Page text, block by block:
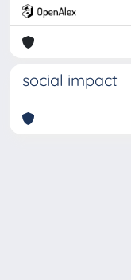
social impact